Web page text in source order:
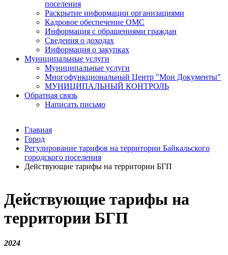
Действующие тарифы на
территории БГП
2024
поселения
Раскрытие информации организациями
Кадровое обеспечение ОМС
Информация с обращениями граждан
Сведения о доходах
Информация о закупках
Муниципальные услуги
Муниципальные услуги
Многофункциональный Центр "Мои Документы"
МУНИЦИПАЛЬНЫЙ КОНТРОЛЬ
Обратная связь
Написать письмо
Главная
Город
Регулирование тарифов на территории Байкальского
городского поселения
Действующие тарифы на территории БГП